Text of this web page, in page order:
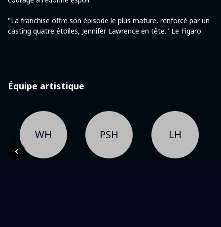
"La franchise offre son épisode le plus mature, renforcé par un
casting quatre étoiles, Jennifer Lawrence en tête." Le Figaro
Équipe artistique
WH PSH LH